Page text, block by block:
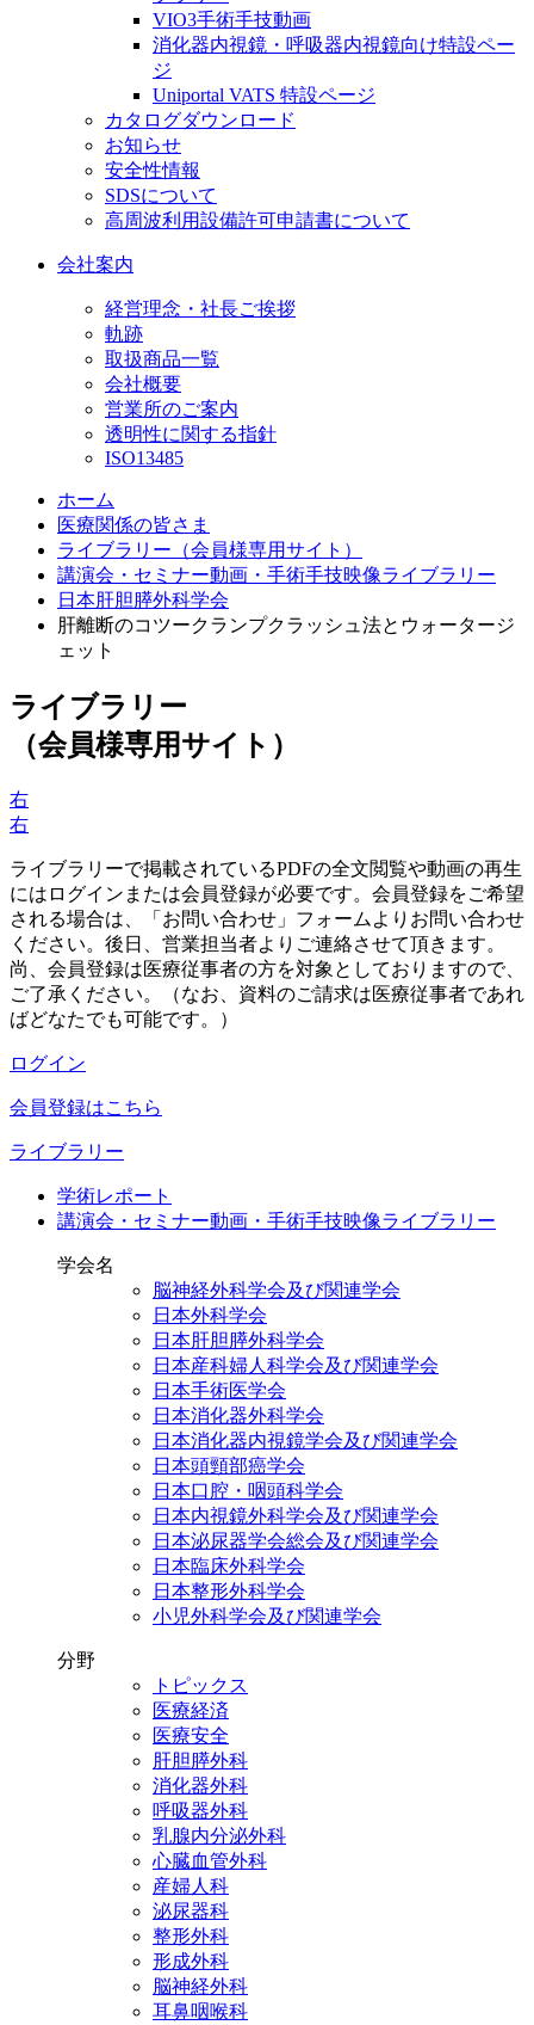
VIO3手術手技動画
消化器内視鏡・呼吸器内視鏡向け特設ペー
ジ
Uniportal VATS 特設ページ
カタログダウンロード
お知らせ
安全性情報
SDSについて
高周波利用設備許可申請書について
会社案内
経営理念・社長ご挨拶
軌跡
取扱商品一覧
会社概要
営業所のご案内
透明性に関する指針
ISO13485
ホーム
医療関係の皆さま
ライブラリー（会員様専用サイト）
講演会・セミナー動画・手術手技映像ライブラリー
日本肝胆膵外科学会
肝離断のコツークランプクラッシュ法とウォータージ
ェット
ライブラリー
（会員様専用サイト）
右
右
ライブラリーで掲載されているPDFの全文閲覧や動画の再生
にはログインまたは会員登録が必要です。会員登録をご希望
される場合は、「お問い合わせ」フォームよりお問い合わせ
ください。後日、営業担当者よりご連絡させて頂きます。
尚、会員登録は医療従事者の方を対象としておりますので、
ご了承ください。（なお、資料のご請求は医療従事者であれ
ばどなたでも可能です。）
ログイン
会員登録はこちら
ライブラリー
学術レポート
講演会・セミナー動画・手術手技映像ライブラリー
学会名
脳神経外科学会及び関連学会
日本外科学会
日本肝胆膵外科学会
日本産科婦人科学会及び関連学会
日本手術医学会
日本消化器外科学会
日本消化器内視鏡学会及び関連学会
日本頭頸部癌学会
日本口腔・咽頭科学会
日本内視鏡外科学会及び関連学会
日本泌尿器学会総会及び関連学会
日本臨床外科学会
日本整形外科学会
小児外科学会及び関連学会
分野
トピックス
医療経済
医療安全
肝胆膵外科
消化器外科
呼吸器外科
乳腺内分泌外科
心臓血管外科
産婦人科
泌尿器科
整形外科
形成外科
脳神経外科
耳鼻咽喉科